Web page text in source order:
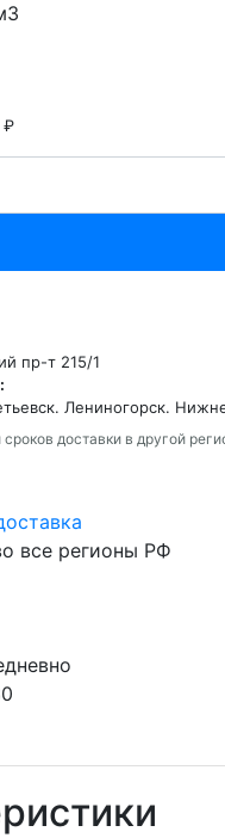
₽
пр-т 215/1
Лениногорск.
доставки в другой
все регионы РФ